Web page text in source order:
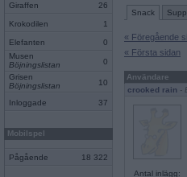
Giraffen 26
Krokodilen 1
Elefanten
0
Musen
Böjningslistan
0
Grisen
Böjningslistan
10
Inloggade 37
Mobilspel
Pågående 18 322
Snack
« Föregående
« Första sidan
Användare
crooked rain -
Antal inlägg: